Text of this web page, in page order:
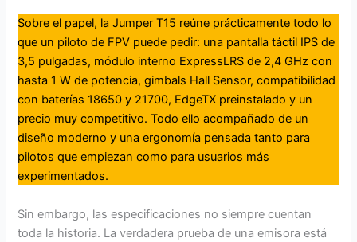
Sobre el papel, la Jumper T15 reúne prácticamente todo lo
que un piloto de FPV puede pedir: una pantalla táctil IPS de
3,5 pulgadas, módulo interno ExpressLRS de 2,4 GHz con
hasta 1 W de potencia, gimbals Hall Sensor, compatibilidad
con baterías 18650 y 21700, EdgeTX preinstalado y un
precio muy competitivo. Todo ello acompañado de un
diseño moderno y una ergonomía pensada tanto para
pilotos que empiezan como para usuarios más
experimentados.
Sin embargo, las especificaciones no siempre cuentan
toda la historia. La verdadera prueba de una emisora está